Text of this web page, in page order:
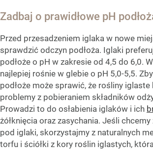
Zadbaj o prawidłowe pH
Przed przesadzeniem iglaka w nowe
sprawdzić odczyn podłoża. Iglaki
podłoże o pH w zakresie od 4,5 do 6,0.
najlepiej rośnie w glebie o pH 5,0-5,5.
podłoże może sprawić, że rośliny iglaste
problemy z pobieraniem składników
Prowadzi to do osłabienia iglaków i ich
żółknięcia oraz zasychania. Jeśli
pod iglaki, skorzystajmy z naturalnych
torfu i ściółki z kory roślin iglastych,